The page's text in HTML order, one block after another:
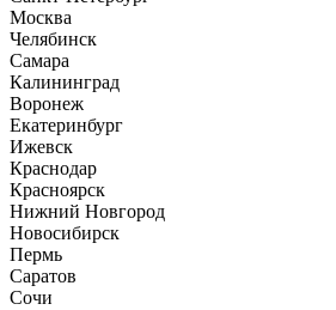
Москва
Челябинск
Самара
Калининград
Воронеж
Екатеринбург
Ижевск
Краснодар
Красноярск
Нижний Новгород
Новосибирск
Пермь
Саратов
Сочи